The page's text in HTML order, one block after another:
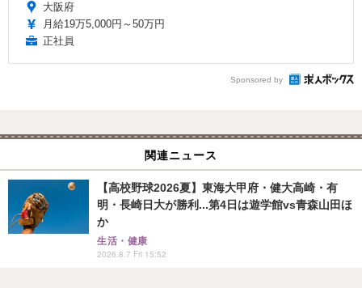
大阪府
月給19万5,000円～50万円
正社員
Sponsored by
関連ニュース
【高校野球2026夏】東海大甲府・健大高崎・有
明・長崎日大が勝利...第4日は遊学館vs青森山田ほ
か
生活・健康
2026.8.7 Fri 15:52